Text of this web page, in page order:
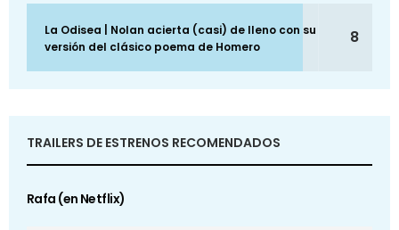
La Odisea | Nolan acierta (casi) de lleno con su
versión del clásico poema de Homero
8
TRAILERS DE ESTRENOS RECOMENDADOS
Rafa (en Netflix)